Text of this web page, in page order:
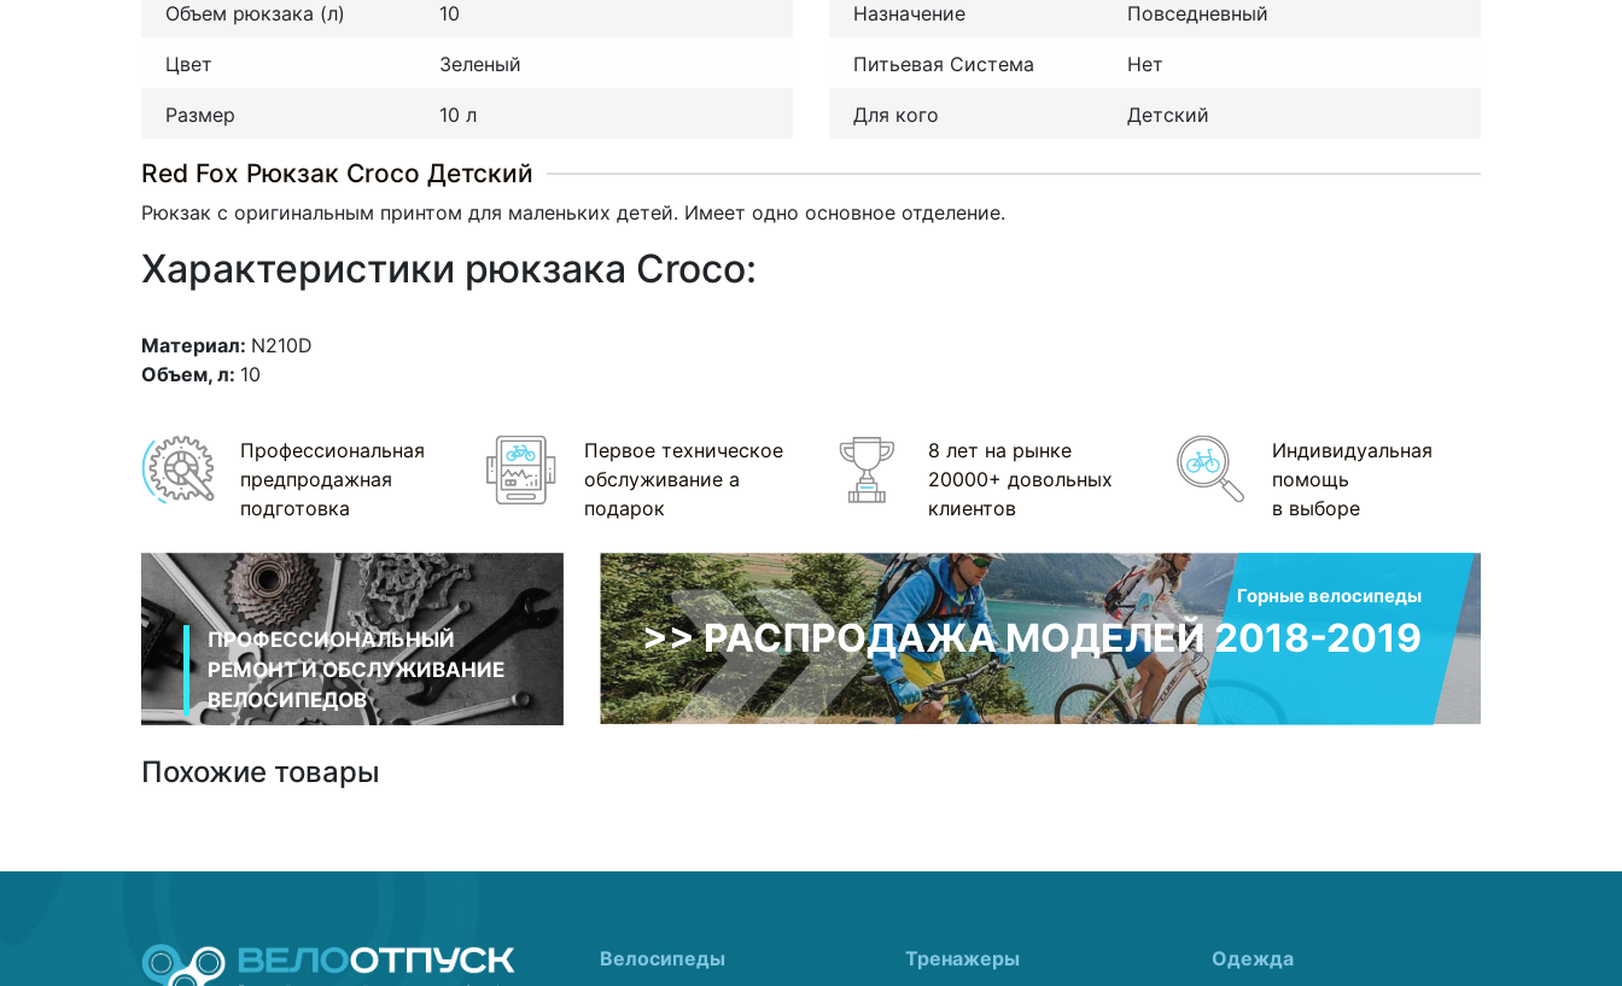
Объем рюкзака (л) 10
Цвет Зеленый
Размер 10 л
Назначение Повседневный
Питьевая Система Нет
Для кого Детский
Red Fox Рюкзак Croco Детский
Рюкзак с оригинальным принтом для маленьких детей. Имеет одно основное отделение.
Характеристики рюкзака Croco:
Материал: N210D
Объем, л: 10
Профессиональная
предпродажная
подготовка
Первое техническое
обслуживание а
подарок
8 лет на рынке
20000+ довольных
клиентов
Индивидуальная
помощь
в выборе
ПРОФЕССИОНАЛЬНЫЙ
РЕМОНТ И ОБСЛУЖИВАНИЕ
ВЕЛОСИПЕДОВ
Горные велосипеды
>> РАСПРОДАЖА МОДЕЛЕЙ 2018-2019
Похожие товары
Велосипеды Тренажеры Одежда